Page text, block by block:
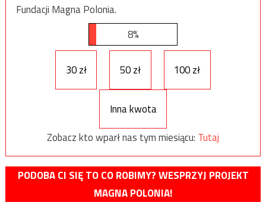
Fundacji Magna Polonia.
8%
30 zł 50 zł 100 zł
Inna kwota
Zobacz kto wparł nas tym miesiącu: Tutaj
PODOBA CI SIĘ TO CO ROBIMY? WESPRZYJ PROJEKT
MAGNA POLONIA!